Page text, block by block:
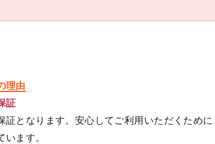
理由
証
証となります。安心してご利用いただくため
ます。